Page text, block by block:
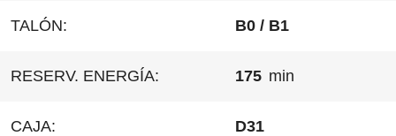
TALÓN: B0 / B1
RESERV. ENERGÍA: 175 min
CAJA: D31